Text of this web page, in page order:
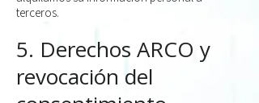
terceros.
5. Derechos ARCO y
revocación del